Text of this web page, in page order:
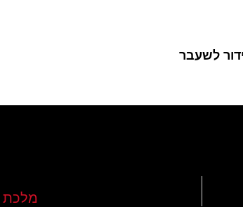
לשעבר
מלכת